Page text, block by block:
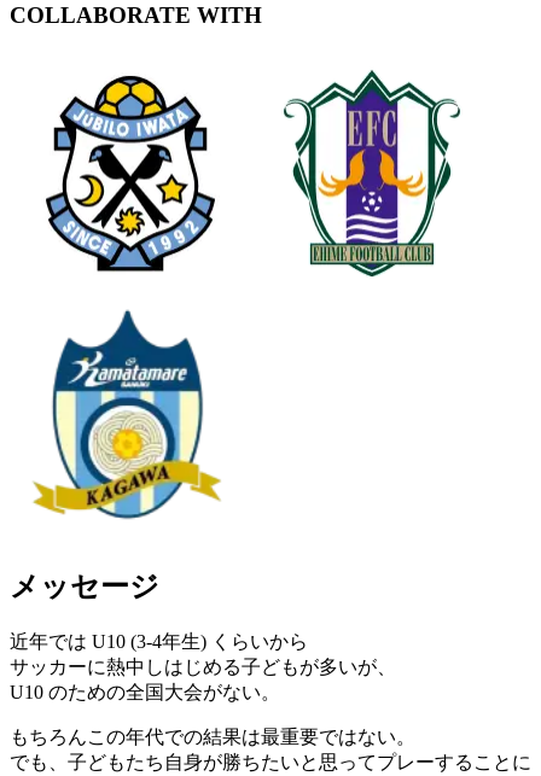
COLLABORATE WITH
メッセージ
近年では U10 (3-4年生) くらいから
サッカーに熱中しはじめる子どもが多いが、
U10 のための全国大会がない。
もちろんこの年代での結果は最重要ではない。
でも、子どもたち自身が勝ちたいと思ってプレーすることに